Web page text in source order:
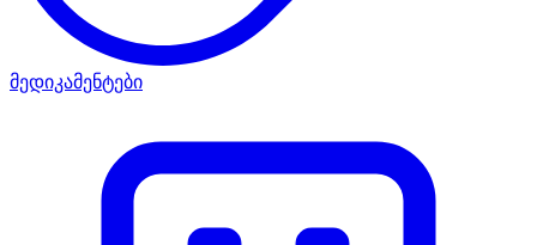
მედიკამენტები